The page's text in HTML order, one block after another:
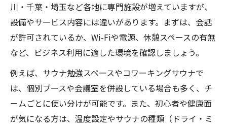
川・千葉・埼玉など各地に専門施設が増えていますが、
設備やサービス内容には違いがあります。まずは、会話
が許可されているか、Wi-Fiや電源、休憩スペースの有無
など、ビジネス利用に適した環境を確認しましょう。
例えば、サウナ勉強スペースやコワーキングサウナで
は、個別ブースや会議室を併設している場合も多く、チ
ームごとに使い分けが可能です。また、初心者や健康面
が気になる方は、温度設定やサウナの種類（ドライ・ミ